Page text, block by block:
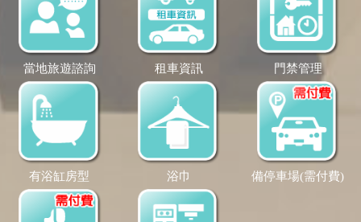
當地旅遊諮詢 租車資訊 門禁管理
有浴缸房型 浴巾 備停車場(需付費)